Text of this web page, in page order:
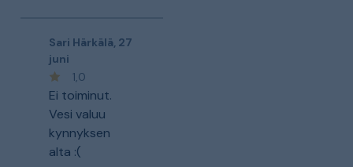
Sari Härkälä, 27
juni
1,0
Ei toiminut.
Vesi valuu
kynnyksen
alta :(